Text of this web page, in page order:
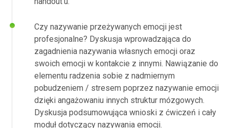
Czy nazywanie przeżywanych emocji jest
profesjonalne? Dyskusja wprowadzająca do
zagadnienia nazywania własnych emocji oraz
swoich emocji w kontakcie z innymi. Nawiązanie do
elementu radzenia sobie z nadmiernym
pobudzeniem / stresem poprzez nazywanie emocji
dzięki angażowaniu innych struktur mózgowych.
Dyskusja podsumowująca wnioski z ćwiczeń i cały
moduł dotyczący nazywania emocji.